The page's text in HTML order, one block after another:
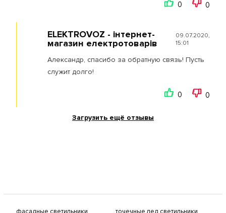
0 0
ELEKTROVOZ - інтернет-
магазин електротоварів
09.07.2020,
15:01
Александр, спасибо за обратную связь! Пусть
служит долго!
0 0
Загрузить ещё отзывы